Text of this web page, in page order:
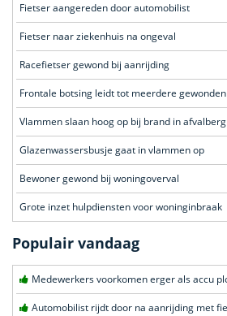
Fietser aangereden door automobilist
Fietser naar ziekenhuis na ongeval
Racefietser gewond bij aanrijding
Frontale botsing leidt tot meerdere gewonden
Vlammen slaan hoog op bij brand in afvalberg
Glazenwassersbusje gaat in vlammen op
Bewoner gewond bij woningoverval
Grote inzet hulpdiensten voor woninginbraak
Populair vandaag